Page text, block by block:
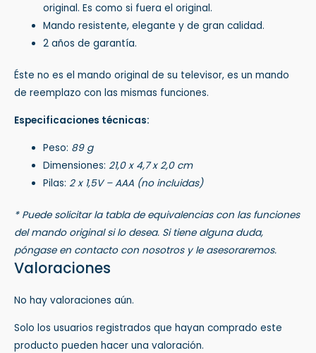
original. Es como si fuera el original.
Mando resistente, elegante y de gran calidad.
2 años de garantía.
Éste no es el mando original de su televisor, es un mando
de reemplazo con las mismas funciones.
Especificaciones técnicas:
Peso: 89 g
Dimensiones:21,0 x 4,7 x 2,0 cm
Pilas:2 x 1,5V – AAA (no incluidas)
* Puede solicitar la tabla de equivalencias con las funciones
del mando original si lo desea. Si tiene alguna duda,
póngase en contacto con nosotros y le asesoraremos.
Valoraciones
No hay valoraciones aún.
Solo los usuarios registrados que hayan comprado este
producto pueden hacer una valoración.